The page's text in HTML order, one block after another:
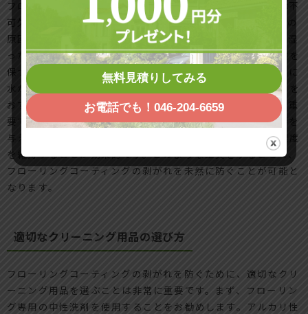
フローリングコーティングの剥がれを防ぐために水分管理は不
可欠です。水分がコーティングに浸透すると、剥がれや変色の
原因となるため、日常的に注意が必要です。まず、飲み物や湿
ったモップからの水分の漏れを防ぐために、常に乾いた状態を
保つように心掛けましょう。さらに、玄関やキッチンのように
水が飛び散りやすい場所には吸水性の高いマットを敷くことを
おすすめします。また、室内の湿度を適切に管理することも重
要です。特に冬場の乾燥や夏場の湿気がフローリングに影響を
与えることがあるため、加湿器や除湿機を活用して適切な湿度
を維持することが効果的です。このような工夫をすることで、
フローリングコーティングの剥がれを未然に防ぐことが可能と
なります。
適切なクリーニング用品の選び方
フローリングコーティングの剥がれを防ぐために、適切なクリ
ーニング用品を選ぶことは非常に重要です。まず、フローリン
グ専用の中性洗剤を使用することをお勧めします。アルカリ性
無料見積りしてみる
お電話でも！046-204-6659